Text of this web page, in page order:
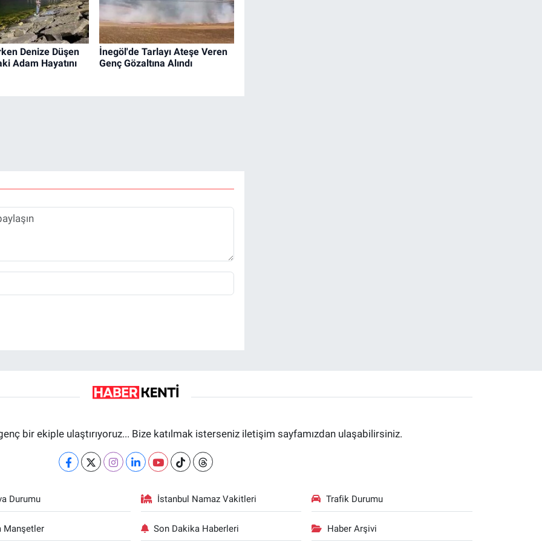
Denize Düşen
Adam Hayatını
İnegöl'de Tarlayı Ateşe Veren
Genç Gözaltına Alındı
bir ekiple ulaştırıyoruz... Bize katılmak isterseniz iletişim sayfamızdan ulaşabilirsiniz.
Durumu İstanbul Namaz Vakitleri Trafik Durumu
Manşetler Son Dakika Haberleri Haber Arşivi